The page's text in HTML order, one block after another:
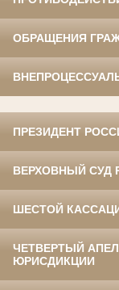
ОБРАЩЕНИЯ
ПРЕЗИДЕНТ
ВЕРХОВНЫЙ СУД
ШЕСТОЙ
ЧЕТВЕРТЫЙ
ЮРИСДИКЦИИ